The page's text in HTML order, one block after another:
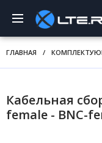
ГЛАВНАЯ /
Кабельная
female - BNC-